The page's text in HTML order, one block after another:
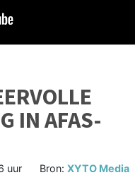
IN AFAS-
uur Bron: XYTO Media